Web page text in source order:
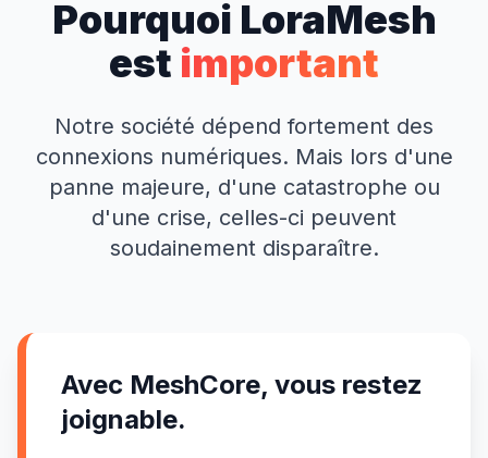
Pourquoi LoraMesh
est important
Notre société dépend fortement des
connexions numériques. Mais lors d'une
panne majeure, d'une catastrophe ou
d'une crise, celles-ci peuvent
soudainement disparaître.
Avec MeshCore, vous restez
joignable.